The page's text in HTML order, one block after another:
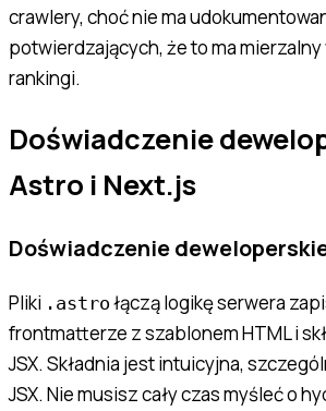
crawlery, choć nie ma
potwierdzających, że to ma mierzalny
rankingi.
Doświadczenie
Astro i Next.js
Doświadczenie
Pliki .astro łączą logikę serwera
frontmatterze z szablonem HTML i
JSX. Składnia jest intuicyjna,
JSX. Nie musisz cały czas myśleć o